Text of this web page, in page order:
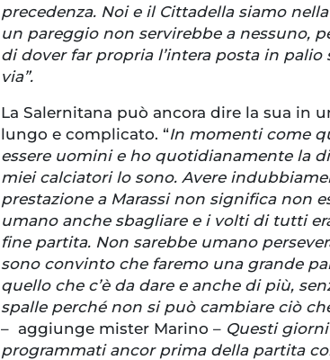
precedenza. Noi e il Cittadella siamo
un pareggio non servirebbe a nessuno,
di dover far propria l’intera posta in
via”.
La Salernitana può ancora dire la sua in
lungo e complicato. “In momenti come
essere uomini e ho quotidianamente la
miei calciatori lo sono. Avere
prestazione a Marassi non significa non
umano anche sbagliare e i volti di tutti
fine partita. Non sarebbe umano
sono convinto che faremo una grande
quello che c’è da dare e anche di più,
spalle perché non si può cambiare ciò
– aggiunge mister Marino – Questi
programmati ancor prima della partita